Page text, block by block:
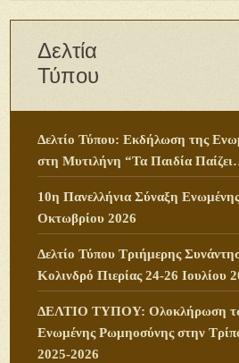
Δελτία
Τύπου
Δελτίο Τύπου: Εκδήλωση της
στη Μυτιλήνη “Τα Παιδία
10η Πανελλήνια Σύναξη
Οκτωβρίου 2026
Δελτίο Τύπου Τριήμερης
Κολινδρό Πιερίας 24-26 Ιουλίου
ΔΕΛΤΙΟ ΤΥΠΟΥ: Ολοκλήρωση
Ενωμένης Ρωμηοσύνης στην
2025-2026